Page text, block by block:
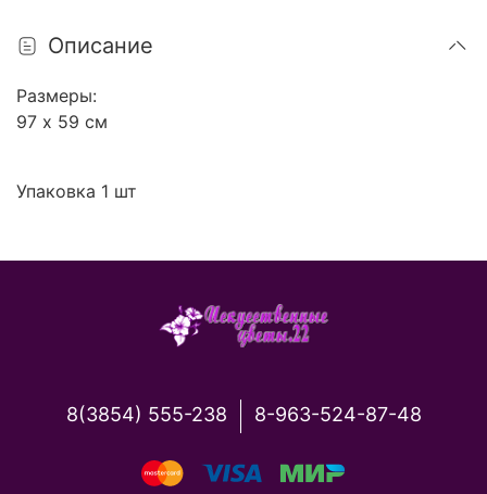
Описание
Размеры:
97 х 59 см
Упаковка 1 шт
8(3854) 555-238 8-963-524-87-48